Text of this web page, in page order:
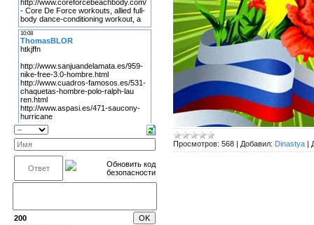
200
Просмотров: 568 | Добавил: Dinastya |